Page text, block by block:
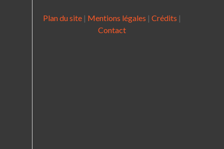
Plan du site | Mentions légales | Crédits |
Contact